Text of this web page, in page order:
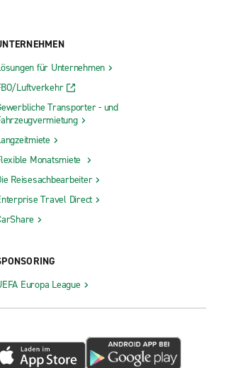
für Unternehmen
Luftverkehr
Transporter - und
Monatsmiete
Reisesachbearbeiter
Travel Direct
Europa League